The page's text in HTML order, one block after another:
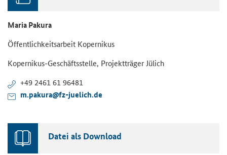
Maria Pakura
Öffentlichkeitsarbeit Kopernikus
Kopernikus-Geschäftsstelle, Projektträger Jülich
+49 2461 61 96481
m.pakura@fz-juelich.de
Datei als Download